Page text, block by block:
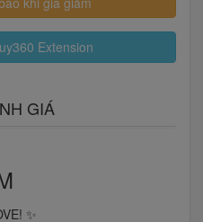
Extension
GIÁ
✨